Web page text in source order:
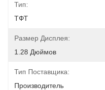
Тип:
ТФТ
Размер Дисплея:
1.28 Дюймов
Тип Поставщика:
Производитель